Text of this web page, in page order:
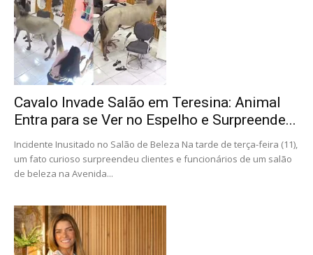
Cavalo Invade Salão em Teresina: Animal
Entra para se Ver no Espelho e Surpreende...
Incidente Inusitado no Salão de Beleza Na tarde de terça-feira (11),
um fato curioso surpreendeu clientes e funcionários de um salão
de beleza na Avenida...